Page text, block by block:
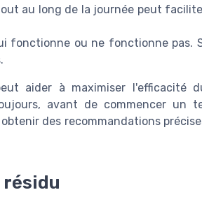
au long de la journée peut
fonctionne ou ne fonctionne pas.
aider à maximiser l'efficacité
avant de commencer un
des recommandations
résidu